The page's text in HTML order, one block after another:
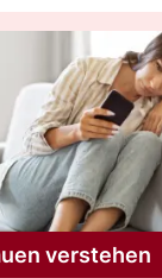
verstehen